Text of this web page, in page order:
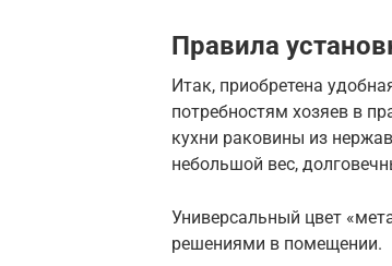
Правила
Итак, приобретена
потребностям хозяев в
кухни раковины из
небольшой вес,
Универсальный цвет
решениями в помещении.